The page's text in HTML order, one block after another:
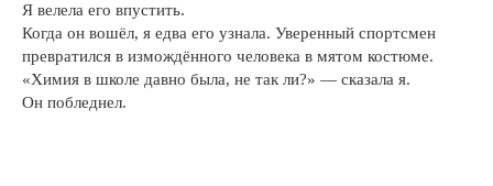
Я велела его впустить.
Когда он вошёл, я едва его узнала. Уверенный спортсмен
превратился в измождённого человека в мятом костюме.
«Химия в школе давно была, не так ли?» — сказала я.
Он побледнел.